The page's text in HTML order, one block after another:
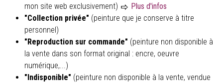
mon site web exclusivement)
Plus d'infos
"Collection privée" (peinture que je conserve à titre
personnel)
"Reproduction sur commande" (peinture non disponible à
la vente dans son format original : encre, oeuvre
numérique,...)
"Indisponible" (peinture non disponible à la vente, vendue